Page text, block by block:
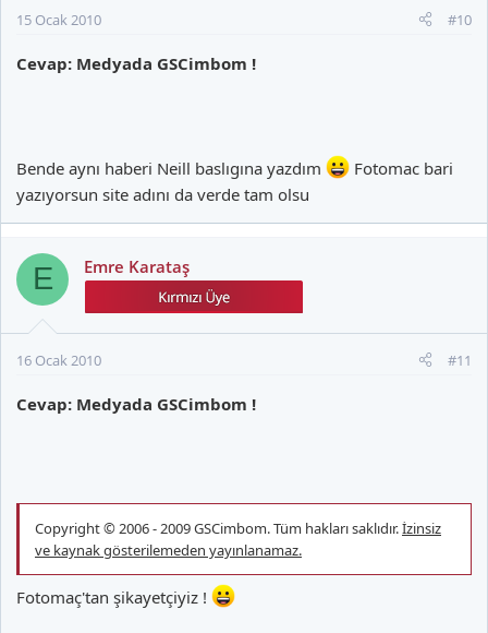
15 Ocak 2010 #10
Cevap: Medyada GSCimbom !
Bende aynı haberi Neill baslıgına yazdım
Fotomac bari
yazıyorsun site adını da verde tam olsu
E Emre Karataş
16 Ocak 2010 #11
Cevap: Medyada GSCimbom !
Copyright © 2006 - 2009 GSCimbom. Tüm hakları saklıdır.İzinsiz
ve kaynak gösterilemeden yayınlanamaz.
Fotomaç'tan şikayetçiyiz !